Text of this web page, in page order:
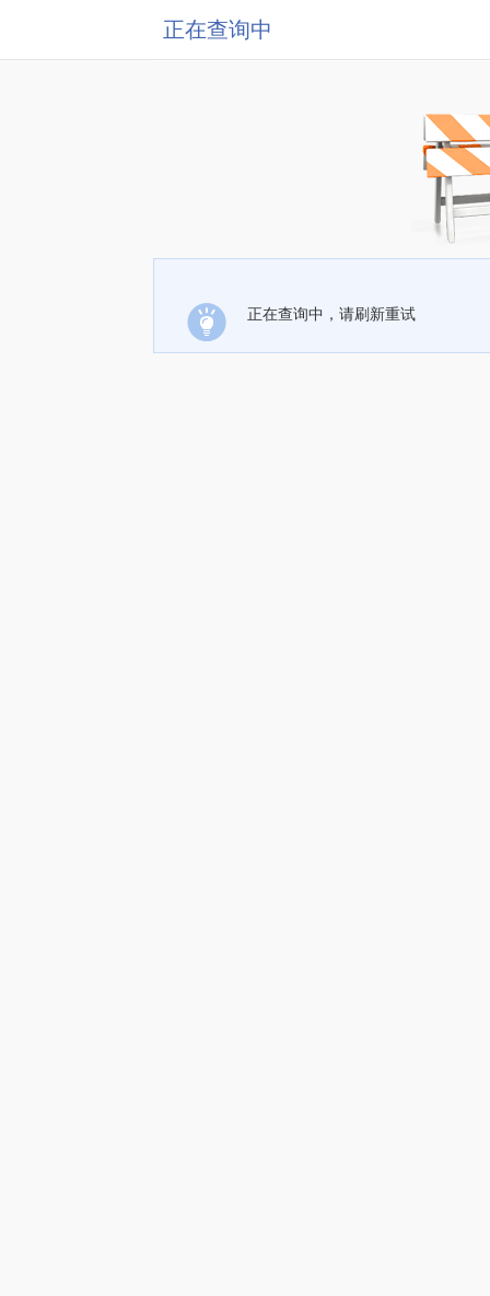
正在查询中
正在查询中，请刷新重试